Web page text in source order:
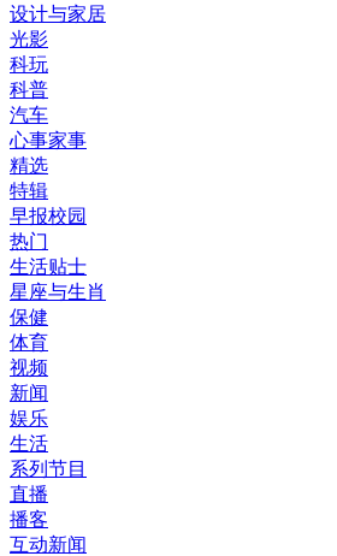
设计与家居
光影
科玩
科普
汽车
心事家事
精选
特辑
早报校园
热门
生活贴士
星座与生肖
保健
体育
视频
新闻
娱乐
生活
系列节目
直播
播客
互动新闻